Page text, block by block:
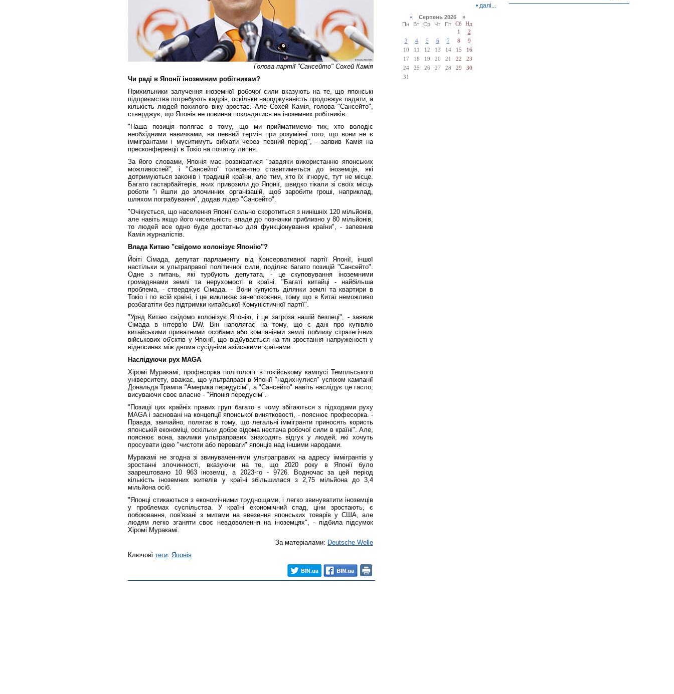
Голова партії "Сансейто" Сохей Камія
Чи раді в Японії іноземним робітникам?
Прихильники залучення іноземної робочої сили вказують на те, що японські
підприємства потребують кадрів, оскільки народжуваність продовжує падати, а
кількість людей похилого віку зростає. Але Сохей Камія, голова "Сансейто",
стверджує, що Японія не повинна покладатися на іноземних робітників.
"Наша позиція полягає в тому, що ми прийматимемо тих, хто володіє
необхідними навичками, на певний термін при розумінні того, що вони не є
іммігрантами і муситимуть виїхати через певний період", - заявив Камія на
пресконференції в Токіо на початку липня.
За його словами, Японія має розвиватися "завдяки використанню японських
можливостей", і "Сансейто" толерантно ставитиметься до іноземців, які
дотримуються законів і традицій країни, але тим, хто їх ігнорує, тут не місце.
Багато гастарбайтерів, яких привозили до Японії, швидко тікали зі своїх місць
роботи "і йшли до злочинних організацій, щоб заробити гроші, наприклад,
шляхом пограбування", додав лідер "Сансейто".
"Очікується, що населення Японії сильно скоротиться з нинішніх 120 мільйонів,
але навіть якщо його чисельність впаде до позначки приблизно у 80 мільйонів,
то людей все одно буде достатньо для функціонування країни", - запевнив
Камія журналістів.
Влада Китаю "свідомо колонізує Японію"?
Йоіті Сімада, депутат парламенту від Консервативної партії Японії, іншої
настільки ж ультраправої політичної сили, поділяє багато позицій "Сансейто".
Одне з питань, які турбують депутата, - це скуповування іноземними
громадянами землі та нерухомості в країні. "Багаті китайці - найбільша
проблема, - стверджує Сімада. - Вони купують ділянки землі та квартири в
Токіо і по всій країні, і це викликає занепокоєння, тому що в Китаї неможливо
розбагатіти без підтримки китайської Комуністичної партії".
"Уряд Китаю свідомо колонізує Японію, і це загроза нашій безпеці", - заявив
Сімада в інтерв'ю DW. Він наполягає на тому, що є дані про купівлю
китайськими приватними особами або компаніями землі поблизу стратегічних
військових об'єктів у Японії, що відбувається на тлі зростання напруженості у
відносинах між двома сусідніми азійськими країнами.
Наслідуючи рух MAGA
Хіромі Муракамі, професорка політології в токійському кампусі Темпльського
університету, вважає, що ультраправі в Японії "надихнулися" успіхом кампанії
Дональда Трампа "Америка передусім", а "Сансейто" навіть наслідує це гасло,
висуваючи своє власне - "Японія передусім".
"Позиції цих крайніх правих груп багато в чому збігаються з підходами руху
MAGA і засновані на концепції японської винятковості, - пояснює професорка. -
Правда, звичайно, полягає в тому, що легальні іммігранти приносять користь
японській економіці, оскільки добре відома нестача робочої сили в країні". Але,
пояснює вона, заклики ультраправих знаходять відгук у людей, які хочуть
просувати ідею "чистоти або переваги" японців над іншими народами.
Муракамі не згодна зі звинуваченнями ультраправих на адресу іммігрантів у
зростанні злочинності, вказуючи на те, що 2020 року в Японії було
заарештовано 10 963 іноземці, а 2023-го - 9726. Водночас за цей період
кількість іноземних жителів у країні збільшилася з 2,75 мільйона до 3,4
мільйона осіб.
"Японці стикаються з економічними труднощами, і легко звинуватити іноземців
у проблемах суспільства. У країні економічний спад, ціни зростають, є
побоювання, пов'язані з митами на ввезення японських товарів у США, але
людям легко зганяти своє невдоволення на іноземцях", - підбила підсумок
Хіромі Муракамі.
За матеріалами: Deutsche Welle
Ключові теги: Японія
• далі...
«Серпень 2026 »
Пн
Вт Ср Чт Пт Сб
Нд
1
2
3
4 5 6 7 8
9
10
11 12 13 14 15
16
17
18 19 20 21 22
23
24
25 26 27 28 29
30
31